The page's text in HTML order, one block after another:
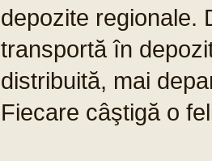
depozite regionale.
transportă în
distribuită, mai
Fiecare câştigă o